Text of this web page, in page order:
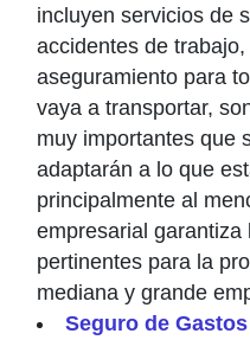
incluyen servicios de
accidentes de
aseguramiento para
vaya a transportar,
muy importantes que
adaptarán a lo que
principalmente al
empresarial
pertinentes para la
mediana y grande
Seguro de